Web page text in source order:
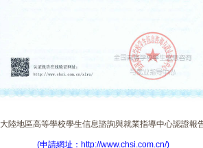
大陸地區高等學校學生信息諮詢與就業指導中心認證報
(申請網址：http://www.chsi.com.cn/)